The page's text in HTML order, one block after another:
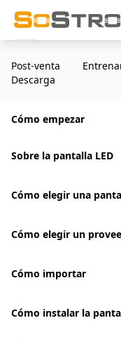
Post-venta
Descarga
Cómo empezar
Sobre la pantalla LED
Cómo elegir una
Cómo elegir un
Cómo importar
Cómo instalar la